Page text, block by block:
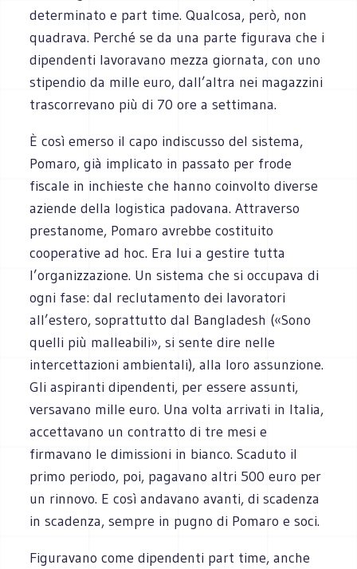
determinato e part time. Qualcosa, però, non
quadrava. Perché se da una parte figurava che i
dipendenti lavoravano mezza giornata, con uno
stipendio da mille euro, dall’altra nei magazzini
trascorrevano più di 70 ore a settimana.
È così emerso il capo indiscusso del sistema,
Pomaro, già implicato in passato per frode
fiscale in inchieste che hanno coinvolto diverse
aziende della logistica padovana. Attraverso
prestanome, Pomaro avrebbe costituito
cooperative ad hoc. Era lui a gestire tutta
l’organizzazione. Un sistema che si occupava di
ogni fase: dal reclutamento dei lavoratori
all’estero, soprattutto dal Bangladesh («Sono
quelli più malleabili», si sente dire nelle
intercettazioni ambientali), alla loro assunzione.
Gli aspiranti dipendenti, per essere assunti,
versavano mille euro. Una volta arrivati in Italia,
accettavano un contratto di tre mesi e
firmavano le dimissioni in bianco. Scaduto il
primo periodo, poi, pagavano altri 500 euro per
un rinnovo. E così andavano avanti, di scadenza
in scadenza, sempre in pugno di Pomaro e soci.
Figuravano come dipendenti part time, anche